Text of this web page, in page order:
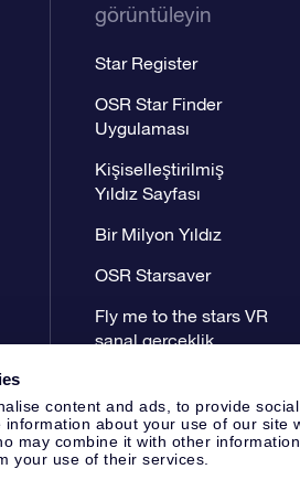
content and ads, to provide
about your use of our site
may combine it with other
your use of their services.
görüntüleyin
Star Register
OSR Star Finder
Uygulaması
Kişiselleştirilmiş
Yıldız Sayfası
Bir Milyon Yıldız
OSR Starsaver
Fly me to the stars VR
sanal gerçeklik